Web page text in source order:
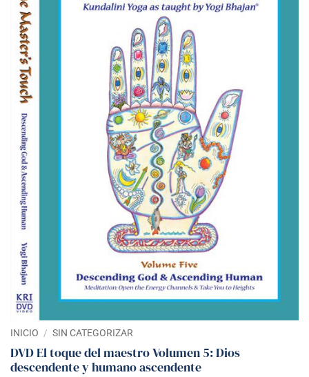
INICIO / SIN CATEGORIZAR
DVD El toque del maestro Volumen 5: Dios
descendente y humano ascendente